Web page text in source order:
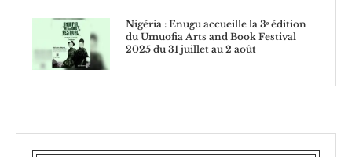
Nigéria : Enugu accueille la 3ᵉ édition
du Umuofia Arts and Book Festival
2025 du 31 juillet au 2 août